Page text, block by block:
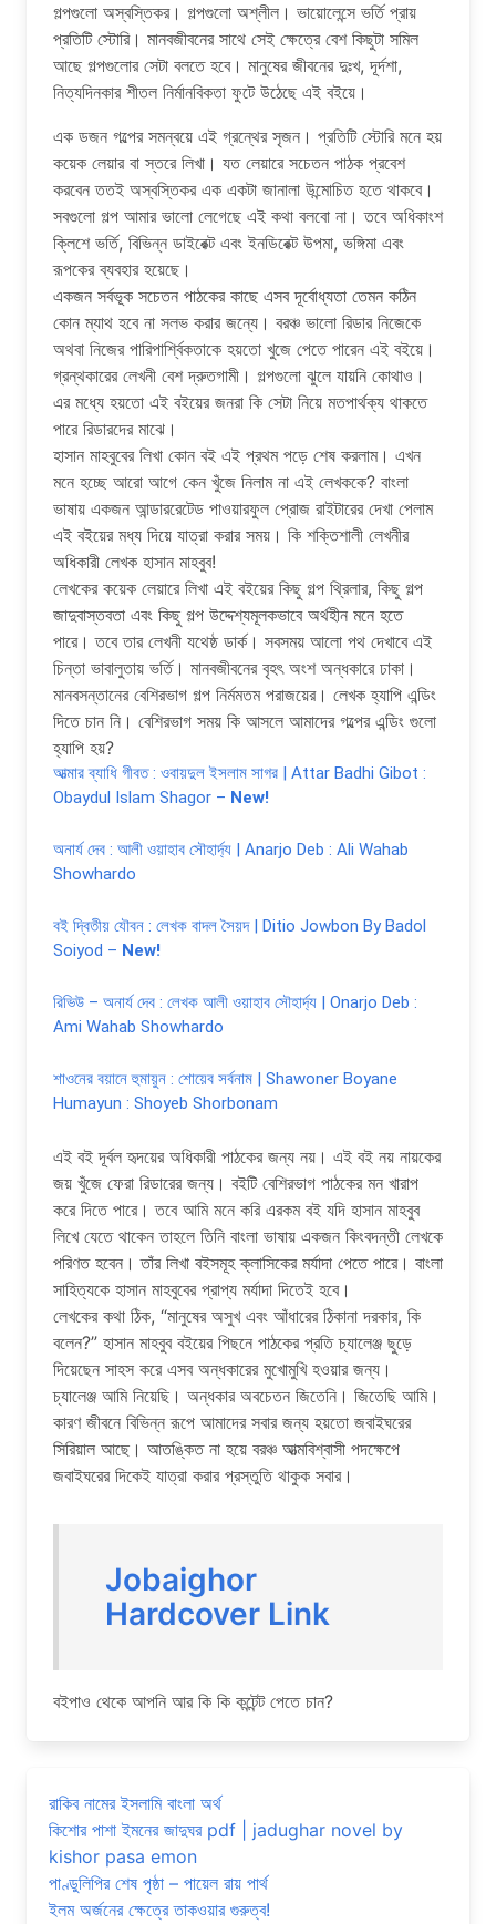
গল্পগুলো অস্বস্তিকর। গল্পগুলো অশ্লীল। ভায়োলেন্সে ভর্তি প্রায়
প্রতিটি স্টোরি। মানবজীবনের সাথে সেই ক্ষেত্রে বেশ কিছুটা সমিল
আছে গল্পগুলোর সেটা বলতে হবে। মানুষের জীবনের দুঃখ, দূর্দশা,
নিত্যদিনকার শীতল নির্মানবিকতা ফুটে উঠেছে এই ব‌ইয়ে‌।
এক ডজন গল্পের সমন্বয়ে এই গ্রন্থের সৃজন। প্রতিটি স্টোরি মনে হয়
কয়েক লেয়ার বা স্তরে লিখা। যত লেয়ারে সচেতন পাঠক প্রবেশ
করবেন তত‌ই অস্বস্তিকর এক একটা জানালা উন্মোচিত হতে থাকবে।
সবগুলো গল্প আমার ভালো লেগেছে এই কথা বলবো না। তবে অধিকাংশ
ক্লিশে ভর্তি, বিভিন্ন ডাইরেক্ট এবং ইনডিরেক্ট উপমা, ভঙ্গিমা এবং
রূপকের ব্যবহার হয়েছে।
একজন সর্বভূক সচেতন পাঠকের কাছে এসব দূর্বোধ্যতা তেমন কঠিন
কোন ম্যাথ হবে না সলভ করার জন্যে। বরঞ্চ ভালো রিডার নিজেকে
অথবা নিজের পারিপার্শ্বিকতাকে হয়তো খুজে পেতে পারেন এই ব‌ইয়ে।
গ্রন্থকারের লেখনী বেশ দ্রুতগামী। গল্পগুলো ঝুলে যায়নি কোথাও।
এর মধ্যে হয়তো এই ব‌ইয়ের জনরা কি সেটা নিয়ে মতপার্থক্য থাকতে
পারে রিডারদের মাঝে।
হাসান মাহবুবের লিখা কোন ব‌ই এই প্রথম পড়ে শেষ করলাম। এখন
মনে হচ্ছে আরো আগে কেন খুঁজে নিলাম না এই লেখককে? বাংলা
ভাষায় একজন আন্ডাররেটেড পাওয়ারফুল প্রোজ রাইটারের দেখা পেলাম
এই ব‌ইয়ের মধ্য দিয়ে যাত্রা করার সময়। কি শক্তিশালী লেখনীর
অধিকারী লেখক হাসান মাহবুব!
লেখকের কয়েক লেয়ারে লিখা এই ব‌ইয়ের কিছু গল্প থ্রিলার, কিছু গল্প
জাদুবাস্তবতা এবং কিছু গল্প উদ্দেশ্যমূলকভাবে অর্থহীন মনে হতে
পারে। তবে তার লেখনী যথেষ্ঠ ডার্ক। সবসময় আলো পথ দেখাবে এই
চিন্তা ভাবালুতায় ভর্তি। মানবজীবনের বৃহৎ অংশ অন্ধকারে ঢাকা।
মানবসন্তানের বেশিরভাগ গল্প নির্মমতম পরাজয়ের। লেখক হ্যাপি এন্ডিং
দিতে চান নি। বেশিরভাগ সময় কি আসলে আমাদের গল্পের এন্ডিং গুলো
হ্যাপি হয়?
আত্মার ব্যাধি গীবত : ওবায়দুল ইসলাম সাগর | Attar Badhi Gibot :
Obaydul Islam Shagor – New!
অনার্য দেব : আলী ওয়াহাব সৌহার্দ্য | Anarjo Deb : Ali Wahab
Showhardo
বই দ্বিতীয় যৌবন : লেখক বাদল সৈয়দ | Ditio Jowbon By Badol
Soiyod – New!
রিভিউ – অনার্য দেব : লেখক আলী ওয়াহাব সৌহার্দ্য | Onarjo Deb :
Ami Wahab Showhardo
শাওনের বয়ানে হুমায়ুন : শোয়েব সর্বনাম | Shawoner Boyane
Humayun : Shoyeb Shorbonam
এই ব‌ই দূর্বল হৃদয়ের অধিকারী পাঠকের জন্য নয়। এই ব‌ই নয় নায়কের
জয় খুঁজে ফেরা রিডারের জন্য। ব‌ইটি বেশিরভাগ পাঠকের মন খারাপ
করে দিতে পারে। তবে আমি মনে করি এরকম ব‌ই যদি হাসান মাহবুব
লিখে যেতে থাকেন তাহলে তিনি বাংলা ভাষায় একজন কিংবদন্তী লেখকে
পরিণত হবেন। তাঁর লিখা ব‌ইসমূহ ক্লাসিকের মর্যাদা পেতে পারে। বাংলা
সাহিত্যকে হাসান মাহবুবের প্রাপ্য মর্যাদা দিতেই হবে।
লেখকের কথা ঠিক, “মানুষের অসুখ এবং আঁধারের ঠিকানা দরকার, কি
বলেন?” হাসান মাহবুব ব‌ইয়ের পিছনে পাঠকের প্রতি চ্যালেঞ্জ ছুড়ে
দিয়েছেন সাহস করে এসব অন্ধকারের মুখোমুখি হ‌ওয়ার জন্য।
চ্যালেঞ্জ আমি নিয়েছি। অন্ধকার অবচেতন জিতেনি। জিতেছি আমি।
কারণ জীবনে বিভিন্ন রূপে আমাদের সবার জন্য হয়তো জবাইঘরের
সিরিয়াল আছে। আতঙ্কিত না হয়ে বরঞ্চ আত্মবিশ্বাসী পদক্ষেপে
জবাইঘরের দিকেই যাত্রা করার প্রস্তুতি থাকুক সবার।
Jobaighor
Hardcover Link
বইপাও থেকে আপনি আর কি কি কন্টেন্ট পেতে চান?
রাকিব নামের ইসলামি বাংলা অর্থ
কিশোর পাশা ইমনের জাদুঘর pdf | jadughar novel by
kishor pasa emon
পাণ্ডুলিপির শেষ পৃষ্ঠা – পায়েল রায় পার্থ
ইলম অর্জনের ক্ষেত্রে তাকওয়ার গুরুত্ব!